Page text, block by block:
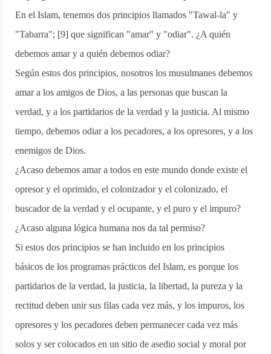
En el Islam, tenemos dos principios llamados "Tawal-la" y
"Tabarra"; [9] que significan "amar" y "odiar". ¿A quién
debemos amar y a quién debemos odiar?
Según estos dos principios, nosotros los musulmanes debemos
amar a los amigos de Dios, a las personas que buscan la
verdad, y a los partidarios de la verdad y la justicia. Al mismo
tiempo, debemos odiar a los pecadores, a los opresores, y a los
enemigos de Dios.
¿Acaso debemos amar a todos en este mundo donde existe el
opresor y el oprimido, el colonizador y el colonizado, el
buscador de la verdad y el ocupante, y el puro y el impuro?
¿Acaso alguna lógica humana nos da tal permiso?
Si estos dos principios se han incluido en los principios
básicos de los programas prácticos del Islam, es porque los
partidarios de la verdad, la justicia, la libertad, la pureza y la
rectitud deben unir sus filas cada vez más, y los impuros, los
opresores y los pecadores deben permanecer cada vez más
solos y ser colocados en un sitio de asedio social y moral por